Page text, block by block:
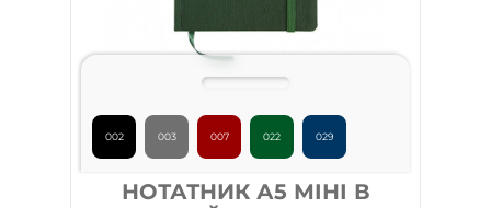
002 003 007 022 029
НОТАТНИК А5 МІНІ В